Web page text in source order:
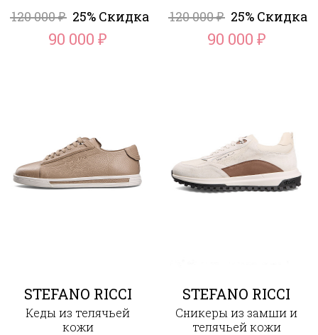
120 000₽ 25% Скидка
90 000₽
120 000₽ 25% Скидка
90 000 ₽
STEFANO RICCI
Кеды из телячьей
кожи
STEFANO RICCI
Сникеры из замши и
телячьей кожи